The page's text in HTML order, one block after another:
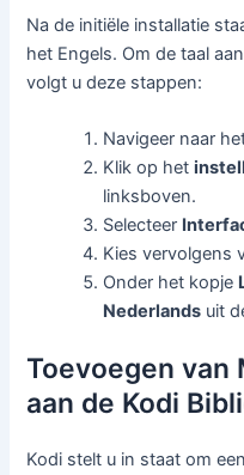
Na de initiële installatie
het Engels. Om de taal
volgt u deze stappen:
Navigeer naar
Klik op het
linksboven.
Selecteer
Kies vervolgens
Onder het kopje
Nederlands uit
Toevoegen van
aan de Kodi
Kodi stelt u in staat om